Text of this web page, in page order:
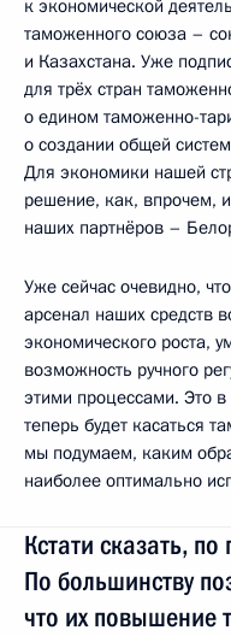
к экономической
таможенного союза –
и Казахстана. Уже
для трёх стран
о едином таможенно-
о создании общей
Для экономики нашей
решение, как, впрочем,
наших партнёров –
Уже сейчас очевидно,
арсенал наших средств
экономического роста,
возможность ручного
этими процессами. Это
теперь будет касаться
мы подумаем, каким
наиболее оптимально
Кстати сказать,
По большинству
что их повышение